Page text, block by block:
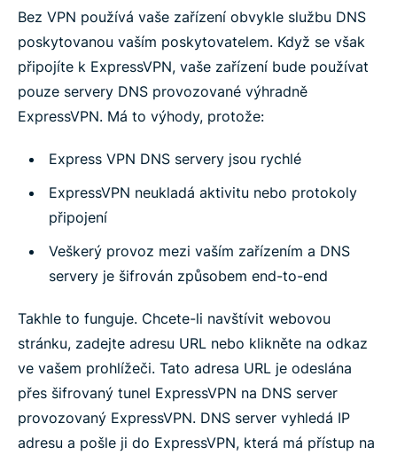
Bez VPN používá vaše zařízení obvykle službu DNS
poskytovanou vaším poskytovatelem. Když se však
připojíte k ExpressVPN, vaše zařízení bude používat
pouze servery DNS provozované výhradně
ExpressVPN. Má to výhody, protože:
Express VPN DNS servery jsou rychlé
ExpressVPN neukladá aktivitu nebo protokoly
připojení
Veškerý provoz mezi vaším zařízením a DNS
servery je šifrován způsobem end-to-end
Takhle to funguje. Chcete-li navštívit webovou
stránku, zadejte adresu URL nebo klikněte na odkaz
ve vašem prohlížeči. Tato adresa URL je odeslána
přes šifrovaný tunel ExpressVPN na DNS server
provozovaný ExpressVPN. DNS server vyhledá IP
adresu a pošle ji do ExpressVPN, která má přístup na